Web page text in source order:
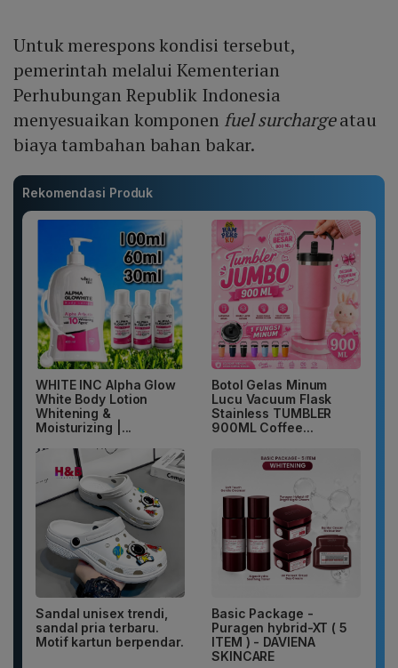
Untuk merespons kondisi tersebut,
pemerintah melalui Kementerian
Perhubungan Republik Indonesia
menyesuaikan komponen fuel surchargeatau
biaya tambahan bahan bakar.
Rekomendasi Produk
WHITE INC Alpha Glow
White Body Lotion
Whitening &
Moisturizing |...
Botol Gelas Minum
Lucu Vacuum Flask
Stainless TUMBLER
900ML Coffee...
Sandal unisex trendi,
sandal pria terbaru.
Motif kartun berpendar.
Basic Package -
Puragen hybrid-XT ( 5
ITEM ) - DAVIENA
SKINCARE